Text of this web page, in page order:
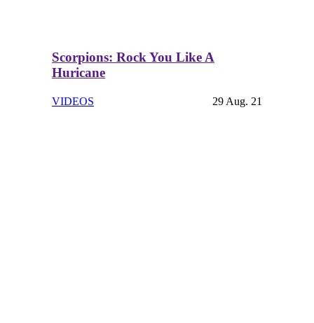
Scorpions: Rock You Like A
Huricane
VIDEOS 29 Aug. 21